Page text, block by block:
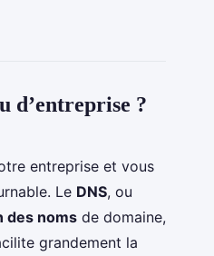
d’entreprise ?
entreprise et vous
Le DNS, ou
des noms de domaine,
grandement la